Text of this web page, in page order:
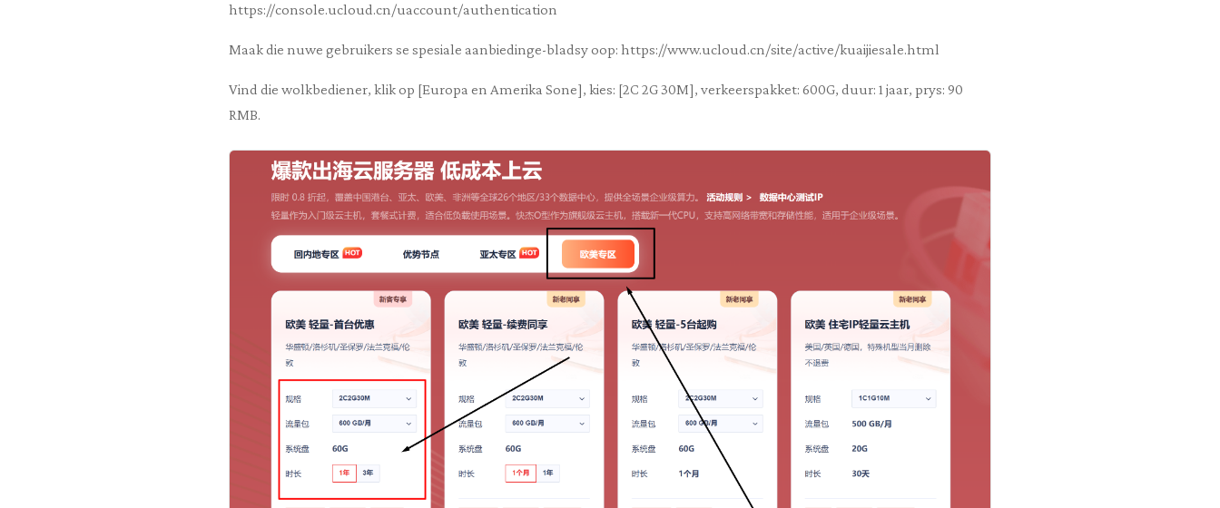
https://console.ucloud.cn/uaccount/authentication
Maak die nuwe gebruikers se spesiale aanbiedinge-bladsy oop: https://www.ucloud.cn/site/active/kuaijiesale.html
Vind die wolkbediener, klik op [Europa en Amerika Sone], kies: [2C 2G 30M], verkeerspakket: 600G, duur: 1 jaar, prys: 90
RMB.